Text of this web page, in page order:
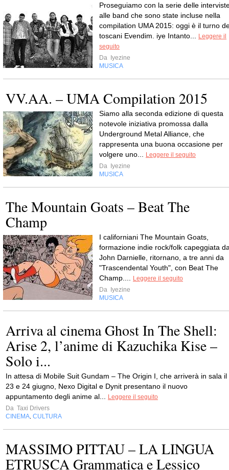
Proseguiamo con la serie delle
alle band che sono state incluse nella
compilation UMA 2015: oggi è il turno
toscani Evendim. iye Intanto...
Leggere il
seguito
Da Iyezine
MUSICA
VV.AA. – UMA Compilation 2015
Siamo alla seconda edizione di questa
notevole iniziativa promossa dalla
Underground Metal Alliance, che
rappresenta una buona occasione per
volgere uno...
Leggere il seguito
Da Iyezine
MUSICA
The Mountain Goats – Beat The
Champ
I californiani The Mountain Goats,
formazione indie rock/folk capeggiata
John Darnielle, ritornano, a tre anni da
"Trascendental Youth", con Beat The
Champ....
Leggere il seguito
Da Iyezine
MUSICA
Arriva al cinema Ghost In The Shell:
Arise 2, l’anime di Kazuchika Kise –
Solo i...
In attesa di Mobile Suit Gundam – The Origin I, che arriverà in sala il
23 e 24 giugno, Nexo Digital e Dynit presentano il nuovo
appuntamento degli anime al...
Leggere il seguito
Da Taxi Drivers
CINEMA CULTURA
MASSIMO PITTAU – LA LINGUA
ETRUSCA Grammatica e Lessico